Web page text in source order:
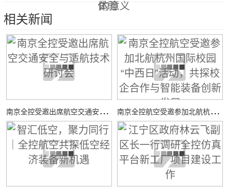
的意义
体验
相关新闻
南
京全控受邀出席航空交通安全与适航技术研讨会 南
京全控航空受邀参加北航杭州国际校园“中西日”活动，共探校企合作与智能装备创新发展